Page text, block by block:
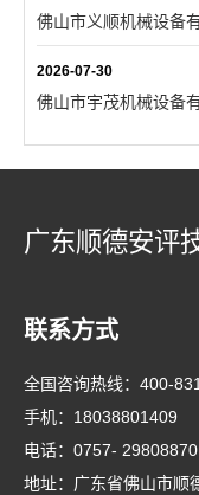
佛山市义顺机械设备
2026-07-30
佛山市宇茂机械设备
广东顺德安评
联系方式
全国咨询热线： 400-
手机： 18038801409
电话： 0757- 29808870
地址：广东省佛山市顺